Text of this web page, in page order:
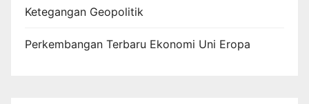
Ketegangan Geopolitik
Perkembangan Terbaru Ekonomi Uni Eropa